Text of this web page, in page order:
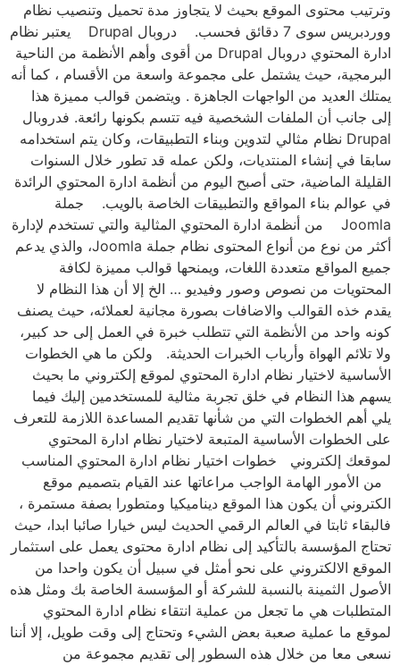
وترتيب محتوى الموقع بحيث لا يتجاوز مدة تحميل وتنصيب نظام
ووردبريس سوى 7 دقائق فحسب. دروبال Drupal يعتبر نظام
ادارة المحتوي دروبال Drupal من أقوى وأهم الأنظمة من الناحية
البرمجية، حيث يشتمل على مجموعة واسعة من الأقسام ، كما أنه
يمتلك العديد من الواجهات الجاهزة . ويتضمن قوالب مميزة هذا
إلى جانب أن الملفات الشخصية فيه تتسم بكونها رائعة. فدروبال
Drupal نظام مثالي لتدوين وبناء التطبيقات، وكان يتم استخدامه
سابقا في إنشاء المنتديات، ولكن عمله قد تطور خلال السنوات
القليلة الماضية، حتى أصبح اليوم من أنظمة ادارة المحتوي الرائدة
في عوالم بناء المواقع والتطبيقات الخاصة بالويب. جملة
Joomla من أنظمة ادارة المحتوي المثالية والتي تستخدم لإدارة
أكثر من نوع من أنواع المحتوى نظام جملة Joomla، والذي يدعم
جميع المواقع متعددة اللغات، ويمنحها قوالب مميزة لكافة
المحتويات من نصوص وصور وفيديو … الخ إلا أن هذا النظام لا
يقدم خذه القوالب والاضافات بصورة مجانية لعملائه، حيث يصنف
كونه واحد من الأنظمة التي تتطلب خبرة في العمل إلى حد كبير،
ولا تلائم الهواة وأرباب الخبرات الحديثة. ولكن ما هي الخطوات
الأساسية لاختيار نظام ادارة المحتوي لموقع إلكتروني ما بحيث
يسهم هذا النظام في خلق تجربة مثالية للمستخدمين إليك فيما
يلي أهم الخطوات التي من شأنها تقديم المساعدة اللازمة للتعرف
على الخطوات الأساسية المتبعة لاختيار نظام ادارة المحتوي
لموقعك إلكتروني خطوات اختيار نظام ادارة المحتوي المناسب
من الأمور الهامة الواجب مراعاتها عند القيام بتصميم موقع
الكتروني أن يكون هذا الموقع ديناميكيا ومتطورا بصفة مستمرة ،
فالبقاء ثابتا في العالم الرقمي الحديث ليس خيارا صائبا ابدا، حيث
تحتاج المؤسسة بالتأكيد إلى نظام ادارة محتوى يعمل على استثمار
الموقع الالكتروني على نحو أمثل في سبيل أن يكون واحدا من
الأصول الثمينة بالنسبة للشركة أو المؤسسة الخاصة بك ومثل هذه
المتطلبات هي ما تجعل من عملية انتقاء نظام ادارة المحتوي
لموقع ما عملية صعبة بعض الشيء وتحتاج إلى وقت طويل، إلا أننا
نسعى معا من خلال هذه السطور إلى تقديم مجموعة من